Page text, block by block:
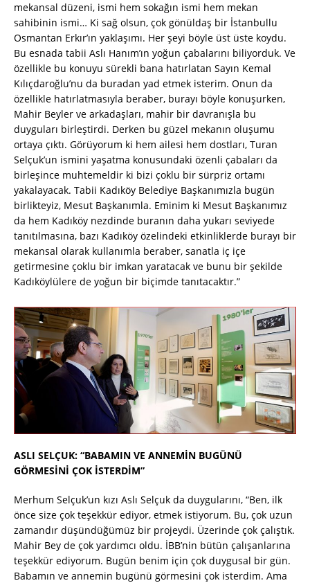
mekansal düzeni, ismi hem sokağın ismi hem mekan
sahibinin ismi… Ki sağ olsun, çok gönüldaş bir İstanbullu
Osmantan Erkır’ın yaklaşımı. Her şeyi böyle üst üste koydu.
Bu esnada tabii Aslı Hanım’ın yoğun çabalarını biliyorduk. Ve
özellikle bu konuyu sürekli bana hatırlatan Sayın Kemal
Kılıçdaroğlu’nu da buradan yad etmek isterim. Onun da
özellikle hatırlatmasıyla beraber, burayı böyle konuşurken,
Mahir Beyler ve arkadaşları, mahir bir davranışla bu
duyguları birleştirdi. Derken bu güzel mekanın oluşumu
ortaya çıktı. Görüyorum ki hem ailesi hem dostları, Turan
Selçuk’un ismini yaşatma konusundaki özenli çabaları da
birleşince muhtemeldir ki bizi çoklu bir sürpriz ortamı
yakalayacak. Tabii Kadıköy Belediye Başkanımızla bugün
birlikteyiz, Mesut Başkanımla. Eminim ki Mesut Başkanımız
da hem Kadıköy nezdinde buranın daha yukarı seviyede
tanıtılmasına, bazı Kadıköy özelindeki etkinliklerde burayı bir
mekansal olarak kullanımla beraber, sanatla iç içe
getirmesine çoklu bir imkan yaratacak ve bunu bir şekilde
Kadıköylülere de yoğun bir biçimde tanıtacaktır.”
ASLI SELÇUK: “BABAMIN VE ANNEMİN BUGÜNÜ
GÖRMESİNİ ÇOK İSTERDİM”
Merhum Selçuk’un kızı Aslı Selçuk da duygularını, “Ben, ilk
önce size çok teşekkür ediyor, etmek istiyorum. Bu, çok uzun
zamandır düşündüğümüz bir projeydi. Üzerinde çok çalıştık.
Mahir Bey de çok yardımcı oldu. İBB’nin bütün çalışanlarına
teşekkür ediyorum. Bugün benim için çok duygusal bir gün.
Babamın ve annemin bugünü görmesini çok isterdim. Ama